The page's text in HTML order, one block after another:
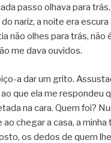
passo olhava para
nariz, a noite era escura
não olhes para trás, não
me dava ouvidos.
a dar um grito.
que ela me respondeu
na cara. Quem foi?
ao chegar a casa, a minha
os dedos de quem